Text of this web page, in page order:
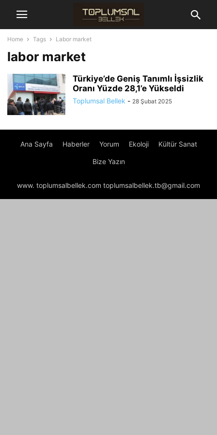
Home Tags Labor market
labor market
Türkiye’de Geniş Tanımlı İşsizlik
Oranı Yüzde 28,1’e Yükseldi
Toplumsal Bellek - 28 Şubat 2025
Ana Sayfa Haberler Yorum Ekoloji Kültür Sanat
Bize Yazın
www. toplumsalbellek.com toplumsalbellek.tb@gmail.com